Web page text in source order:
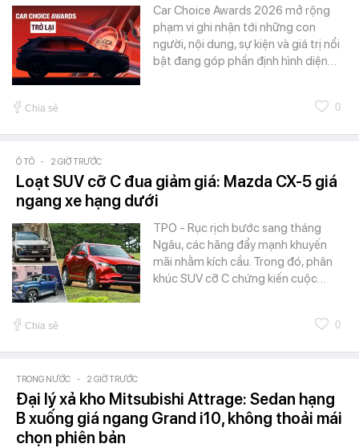
Car Choice Awards 2026 mở rộng
phạm vi ghi nhận tới những con
người, nội dung, sự kiện và giá trị nổi
bật đang góp phần định hình diện…
Chia sẻ 0
Ô TÔ - 2 GIỜ TRƯỚC
Loạt SUV cỡ C đua giảm giá: Mazda CX-5 giá
ngang xe hạng dưới
TPO - Rục rịch bước sang tháng
Ngâu, các hãng đẩy mạnh khuyến
mãi nhằm kích cầu. Trong đó, phân
khúc SUV cỡ C chứng kiến cuộc…
Chia sẻ 0
TRONG NƯỚC - 2 GIỜ TRƯỚC
Đại lý xả kho Mitsubishi Attrage: Sedan hạng
B xuống giá ngang Grand i10, không thoải mái
chọn phiên bản